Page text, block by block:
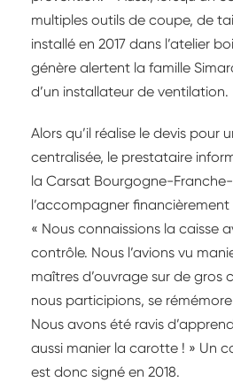
multiples outils de coupe, de
installé en 2017 dans l’atelier
génère alertent la famille
d’un installateur de ventilation.
Alors qu’il réalise le devis pour
centralisée, le prestataire
la Carsat Bourgogne-
l’accompagner financièrement
« Nous connaissions la caisse
contrôle. Nous l’avions vu
maîtres d’ouvrage sur de gros
nous participions, se
Nous avons été ravis
aussi manier la carotte ! » Un
est donc signé en 2018.